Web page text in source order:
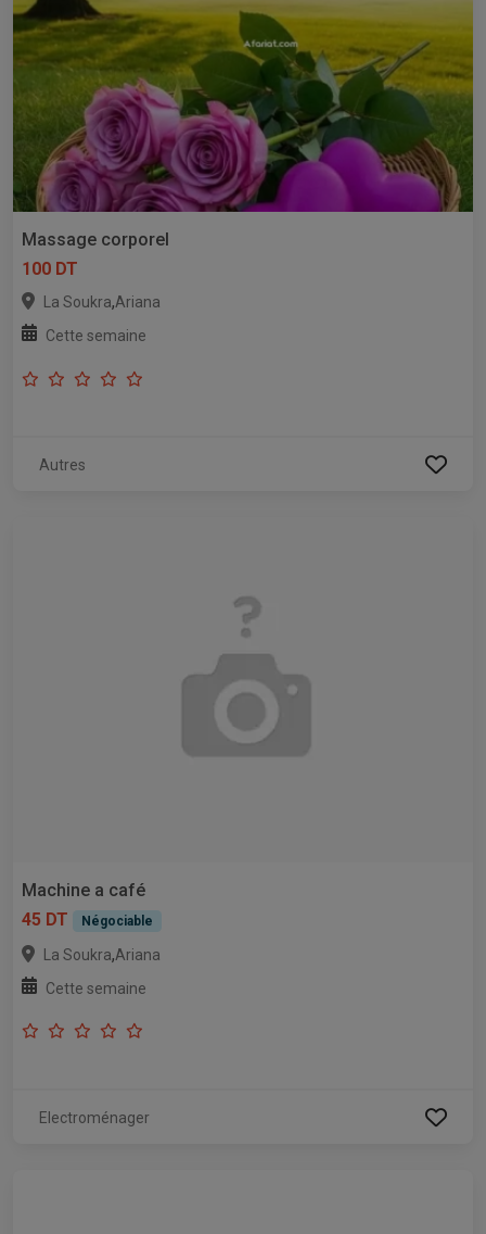
Massage corporel
100 DT
La Soukra,Ariana
Cette semaine
Autres
Machine a café
45 DT
Négociable
La Soukra,Ariana
Cette semaine
Electroménager